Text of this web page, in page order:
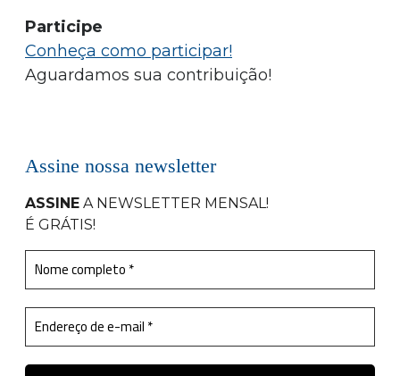
Participe
Conheça como participar!
Aguardamos sua contribuição!
Assine nossa newsletter
ASSINE A NEWSLETTER MENSAL!
É GRÁTIS!